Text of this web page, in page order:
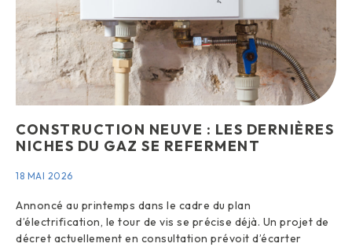
CONSTRUCTION NEUVE : LES DERNIÈRES
NICHES DU GAZ SE REFERMENT
18 MAI 2026
Annoncé au printemps dans le cadre du plan
d’électrification, le tour de vis se précise déjà. Un projet de
décret actuellement en consultation prévoit d’écarter